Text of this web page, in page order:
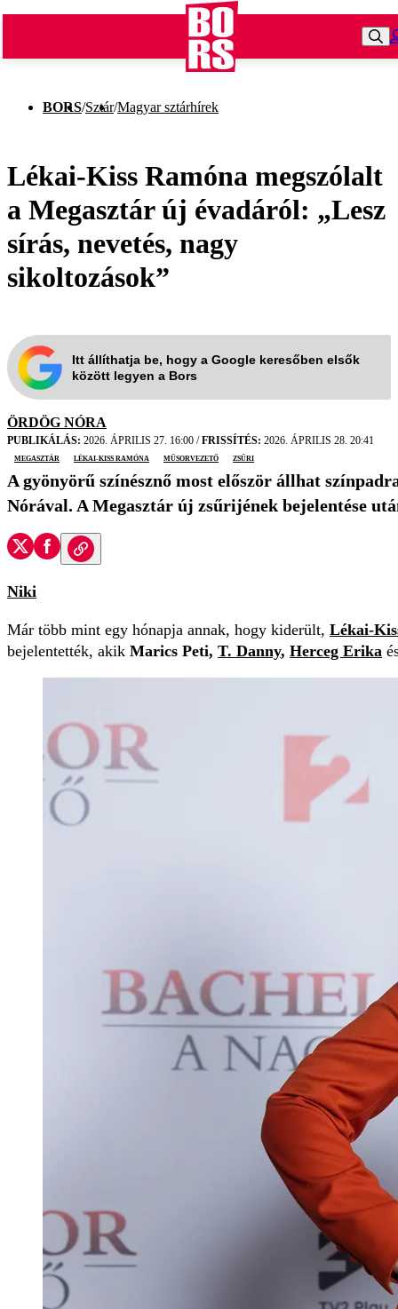
BORS/Sztár/Magyar sztárhírek
Lékai-Kiss Ramóna megszólalt
a Megasztár új évadáról: „Lesz
sírás, nevetés, nagy
sikoltozások”
Itt állíthatja be, hogy a Google keresőben elsők
között legyen a Bors
ÖRDÖG NÓRA
PUBLIKÁLÁS: 2026. ÁPRILIS 27. 16:00 /FRISSÍTÉS: 2026. ÁPRILIS 28. 20:41
Megasztár
Lékai-Kiss Ramóna műsorvezető zsűri
A gyönyörű színésznő most először állhat
Nórával. A Megasztár új zsűrijének bejelentése
Niki
Már több mint egy hónapja annak, hogy kiderült, Lékai-
bejelentették, akik Marics Peti, T. Danny, Herceg Erika